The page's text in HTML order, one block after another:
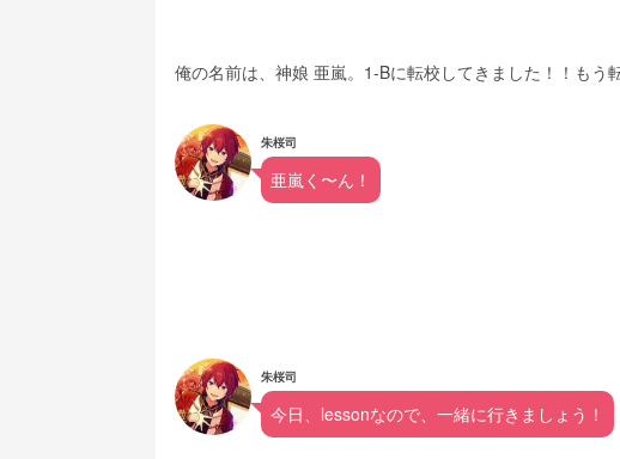
俺の名前は、神娘 亜嵐。1-Bに転校してきました！！もう
朱桜司
亜嵐く〜ん！
朱桜司
今日、lessonなので、一緒に行きましょう！